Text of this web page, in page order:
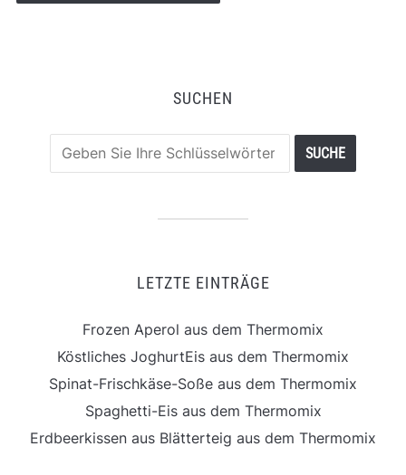
SUCHEN
LETZTE EINTRÄGE
Frozen Aperol aus dem Thermomix
Köstliches JoghurtEis aus dem Thermomix
Spinat-Frischkäse-Soße aus dem Thermomix
Spaghetti-Eis aus dem Thermomix
Erdbeerkissen aus Blätterteig aus dem Thermomix